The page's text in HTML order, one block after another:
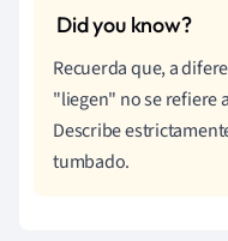
Recuerda que, a
"liegen" no se refiere
Describe
tumbado.